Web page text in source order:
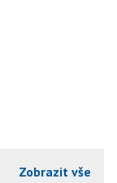
Zobrazit vše